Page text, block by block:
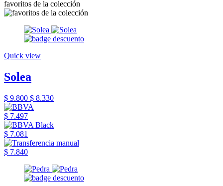
favoritos de la colección
Quick view
Solea
$ 9.800 $ 8.330
$ 7.497
$ 7.081
$ 7.840